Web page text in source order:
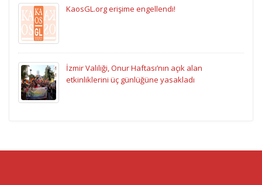
KaosGL.org erişime engellendi!
İzmir Valiliği, Onur Haftası’nın açık alan
etkinliklerini üç günlüğüne yasakladı